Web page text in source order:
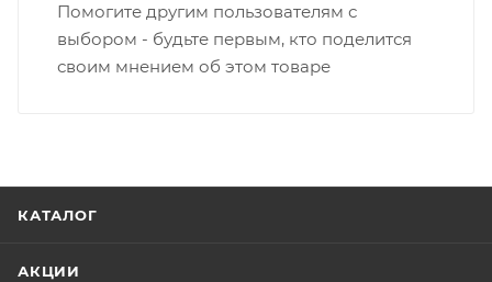
Помогите другим пользователям с
выбором - будьте первым, кто поделится
своим мнением об этом товаре
КАТАЛОГ
АКЦИИ